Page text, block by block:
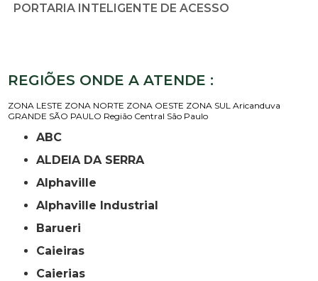
PORTARIA INTELIGENTE DE ACESSO
REGIÕES ONDE A ATENDE :
ZONA LESTE ZONA NORTE ZONA OESTE ZONA SUL Aricanduva
GRANDE SÃO PAULO Região Central São Paulo
ABC
ALDEIA DA SERRA
Alphaville
Alphaville Industrial
Barueri
Caieiras
Caierias